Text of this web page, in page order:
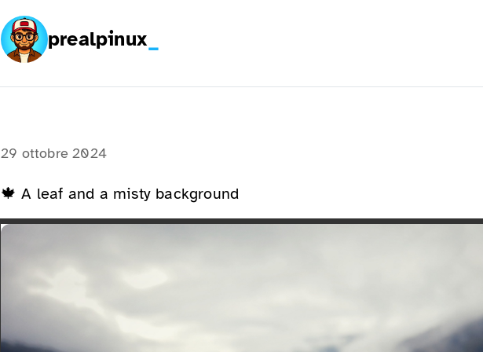
prealpinux
29 ottobre 2024
🍁 A leaf and a misty background